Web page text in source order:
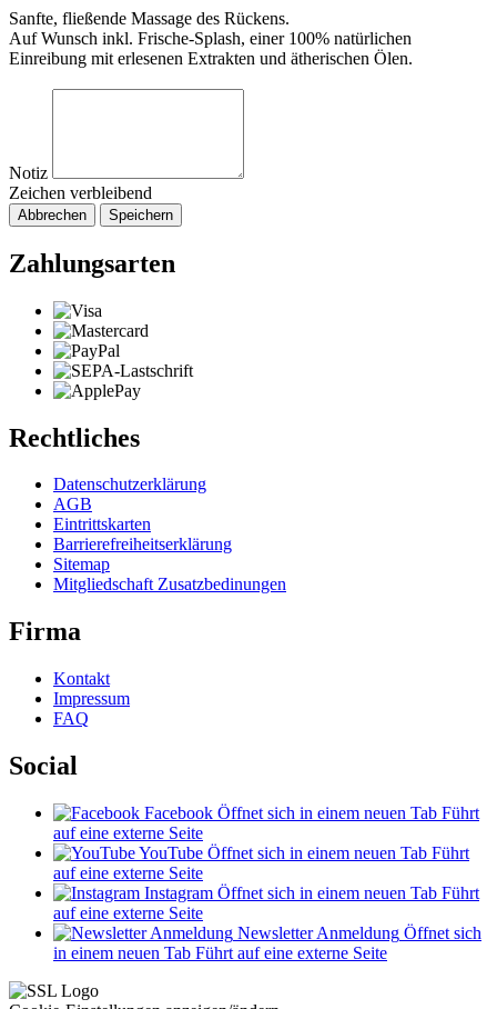
Sanfte, fließende Massage des Rückens.
Auf Wunsch inkl. Frische-Splash, einer 100% natürlichen
Einreibung mit erlesenen Extrakten und ätherischen Ölen.
Notiz
Zeichen verbleibend
Abbrechen Speichern
Zahlungsarten
Rechtliches
Datenschutzerklärung
AGB
Eintrittskarten
Barrierefreiheitserklärung
Sitemap
Mitgliedschaft Zusatzbedinungen
Firma
Kontakt
Impressum
FAQ
Social
Facebook Öffnet sich in einem neuen Tab Führt
auf eine externe Seite
YouTube Öffnet sich in einem neuen Tab Führt
auf eine externe Seite
Instagram Öffnet sich in einem neuen Tab Führt
auf eine externe Seite
Newsletter Anmeldung Öffnet sich
in einem neuen Tab Führt auf eine externe Seite